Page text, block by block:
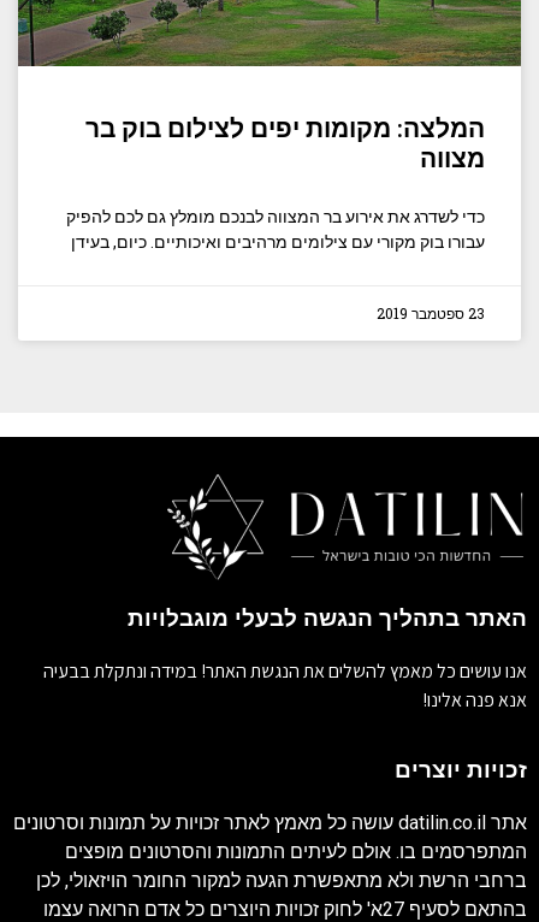
המלצה: מקומות יפים לצילום בוק בר
מצווה
כדי לשדרג את אירוע בר המצווה לבנכם מומלץ גם לכם להפיק
עבורו בוק מקורי עם צילומים מרהיבים ואיכותיים. כיום, בעידן
23 ספטמבר 2019
האתר בתהליך הנגשה לבעלי מוגבלויות
אנו עושים כל מאמץ להשלים את הנגשת האתר! במידה ונתקלת בבעיה
אנא פנה אלינו!
זכויות יוצרים
אתר datilin.co.il עושה כל מאמץ לאתר זכויות על תמונות וסרטונים
המתפרסמים בו. אולם לעיתים התמונות והסרטונים מופצים
ברחבי הרשת ולא מתאפשרת הגעה למקור החומר הויזאולי, לכן
בהתאם לסעיף 27א' לחוק זכויות היוצרים כל אדם הרואה עצמו